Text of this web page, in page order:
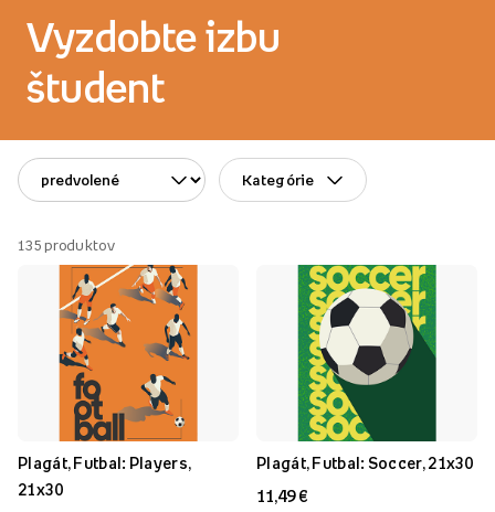
Vyzdobte izbu
študent
Kategórie
135 produktov
Plagát, Futbal: Players,
21x30
Plagát, Futbal: Soccer, 21x30
11,49 €